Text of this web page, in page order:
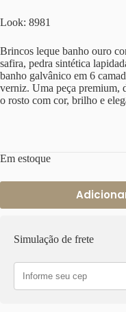
Look: 8981
Brincos leque banho ouro
safira, pedra sintética
banho galvânico em 6
verniz. Uma peça premium,
o rosto com cor, brilho e
Em estoque
Simulação de frete